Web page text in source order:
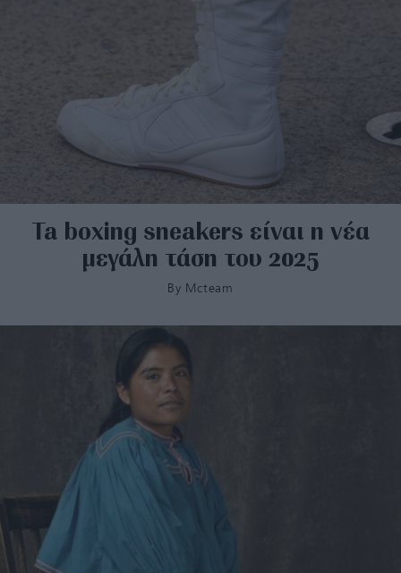
Ta boxing sneakers είναι η νέα
μεγάλη τάση του 2025
By Mcteam